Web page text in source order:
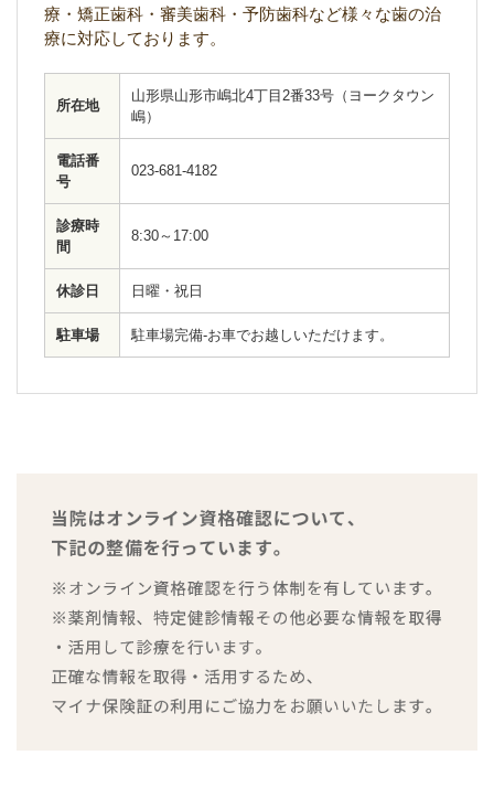
療・矯正歯科・審美歯科・予防歯科など様々な歯の治
療に対応しております。
所在地
山形県山形市嶋北4丁目2番33号（ヨークタウン
嶋）
電話番
号
023-681-4182
診療時
間
8:30～17:00
休診日 日曜・祝日
駐車場 駐車場完備-お車でお越しいただけます。